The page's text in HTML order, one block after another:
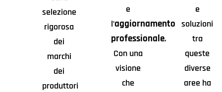
selezione
rigorosa
dei
marchi
dei
produttori
e
l’aggiornamento
professionale.
Con una
visione
che
e
soluzioni
tra
queste
diverse
aree ha